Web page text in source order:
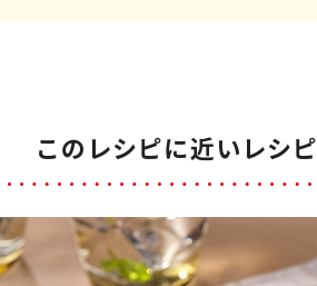
このレシピに近いレシピ